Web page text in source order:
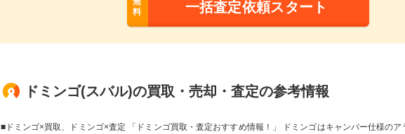
料
一括査定依頼スタート
ドミンゴ(スバル)の買取・売却・査定の参考情報
■ドミンゴ×買取、ドミンゴ×査定 「ドミンゴ買取・査定おすすめ情報！」 ドミンゴはキャンパー仕様のア